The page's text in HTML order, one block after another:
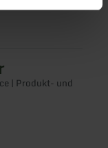
| Produkt- und